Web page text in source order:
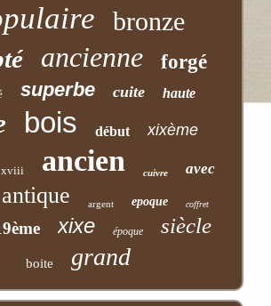
bronze
ancienne forgé
superbe cuite haute
bois début xixème
xviii ancien cuivre avec
antique argent epoque coffret
xixe époque siècle
boite grand